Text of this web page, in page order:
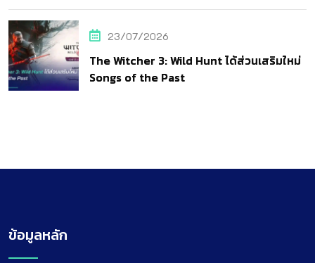
23/07/2026
The Witcher 3: Wild Hunt ได้ส่วนเสริมใหม่
Songs of the Past
ข้อมูลหลัก